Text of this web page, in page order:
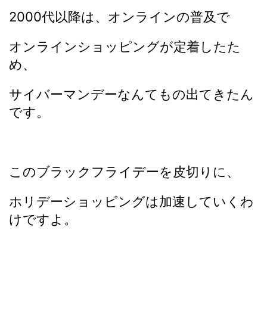
2000代以降は、オンラインの普及で
オンラインショッピングが定着したた
め、
サイバーマンデーなんてもの出てきたん
です。
このブラックフライデーを皮切りに、
ホリデーショッピングは加速していくわ
けですよ。